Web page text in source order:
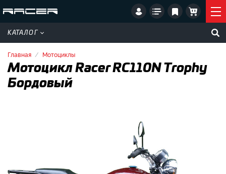
КАТАЛОГ
Главная Мотоциклы
Мотоцикл Racer RC110N Trophy
Бордовый